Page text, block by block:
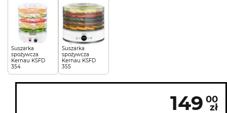
Suszarka
spożywcza
Kernau KSFD
354
Suszarka
spożywcza
Kernau KSFD
355
149 00
zł